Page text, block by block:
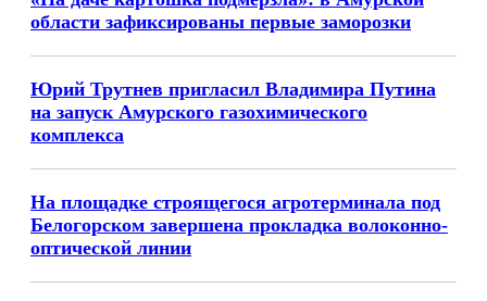
области зафиксированы первые заморозки
Юрий Трутнев пригласил Владимира Путина
на запуск Амурского газохимического
комплекса
На площадке строящегося агротерминала под
Белогорском завершена прокладка волоконно-
оптической линии